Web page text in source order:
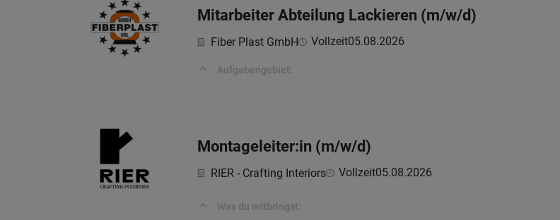
Mitarbeiter Abteilung Lackieren (m/w/d)
Fiber Plast GmbH Vollzeit05.08.2026
Aufgabengebiet:
Montageleiter:in (m/w/d)
RIER - Crafting Interiors Vollzeit05.08.2026
Was du mitbringst: